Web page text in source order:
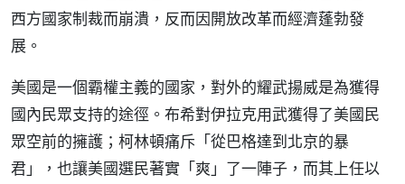
西方國家制裁而崩潰，反而因開放改革而經濟蓬勃發
展。
美國是一個霸權主義的國家，對外的耀武揚威是為獲得
國內民眾支持的途徑。布希對伊拉克用武獲得了美國民
眾空前的擁護；柯林頓痛斥「從巴格達到北京的暴
君」，也讓美國選民著實「爽」了一陣子，而其上任以